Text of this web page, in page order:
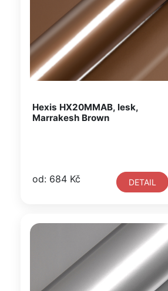
Hexis HX20MMAB, lesk,
Marrakesh Brown
od: 684 Kč DETAIL